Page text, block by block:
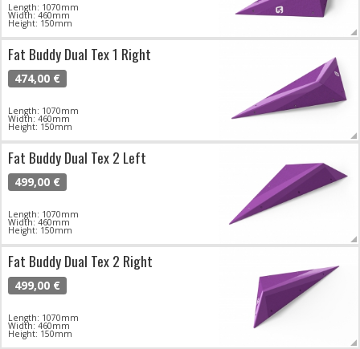
Length: 1070mm
Width: 460mm
Height: 150mm
Fat Buddy Dual Tex 1 Right
474,00 €
Length: 1070mm
Width: 460mm
Height: 150mm
Fat Buddy Dual Tex 2 Left
499,00 €
Length: 1070mm
Width: 460mm
Height: 150mm
Fat Buddy Dual Tex 2 Right
499,00 €
Length: 1070mm
Width: 460mm
Height: 150mm